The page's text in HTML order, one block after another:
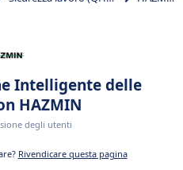
Intelligente delle
HAZMIN
degli utenti
Rivendicare questa pagina